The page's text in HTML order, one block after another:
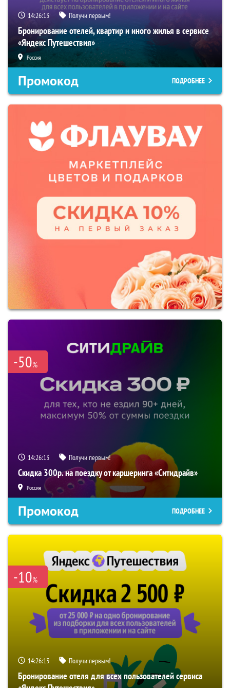
14:26:12 Получи первым!
Бронирование отелей, квартир и иного жилья в сервисе
«Яндекс Путешествия»
Россия
Промокод ПОДРОБНЕЕ
-50%
14:26:12 Получи первым!
Скидка 300р. на поездку от каршеринга «Ситидрайв»
Россия
Промокод ПОДРОБНЕЕ
-10%
14:26:12 Получи первым!
Бронирование отеля для всех пользователей сервиса